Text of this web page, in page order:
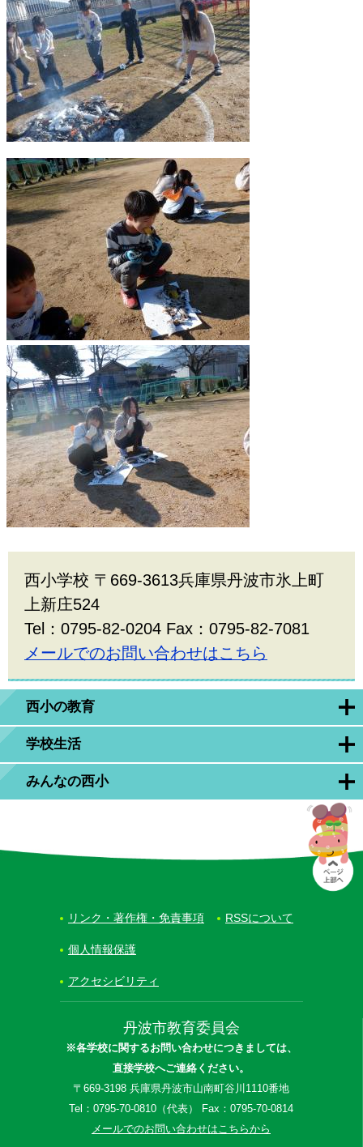
西小の教育
学校生活
みんなの西小
西小学校 〒669-3613兵庫県丹波市氷上町
上新庄524
Tel：0795-82-0204 Fax：0795-82-7081
メールでのお問い合わせはこちら
丹波市教育委員会
※各学校に関するお問い合わせにつきましては、
直接学校へご連絡ください。
〒669-3198 兵庫県丹波市山南町谷川1110番地
Tel：0795-70-0810（代表） Fax：0795-70-0814
メールでのお問い合わせはこちらから
リンク・著作権・免責事項 RSSについて
個人情報保護
アクセシビリティ